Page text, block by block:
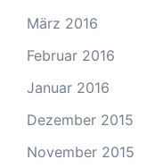
März 2016
Februar 2016
Januar 2016
Dezember 2015
November 2015